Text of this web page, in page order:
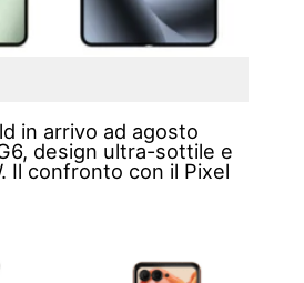
in arrivo ad agosto
design ultra-sottile e
Il confronto con il Pixel